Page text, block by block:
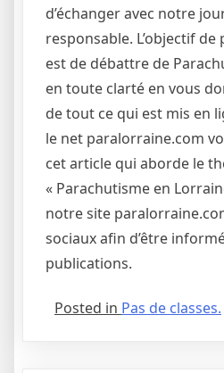
d’échanger avec notre
responsable. L’objectif
est de débattre de
en toute clarté en vous
de tout ce qui est mis en
le net paralorraine.com
cet article qui aborde le
« Parachutisme en
notre site
sociaux afin d’être
publications.
Posted in Pas de classes.